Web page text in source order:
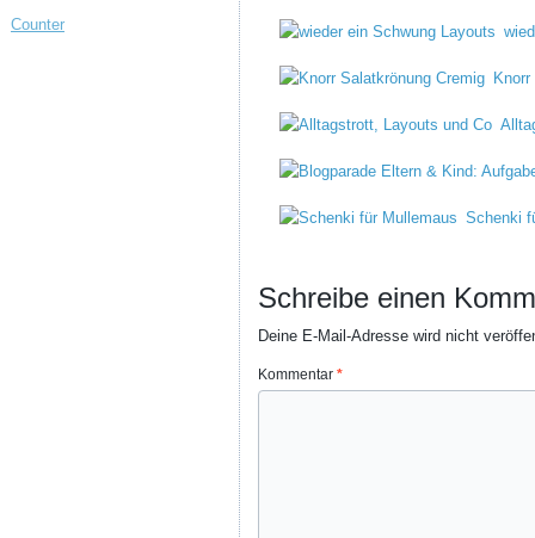
Counter
Schenki
Schreibe einen
Deine E-Mail-Adresse wird nicht
Kommentar *